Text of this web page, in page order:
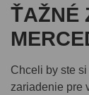
ŤAŽNÉ
Chceli by ste
zariadenie pre